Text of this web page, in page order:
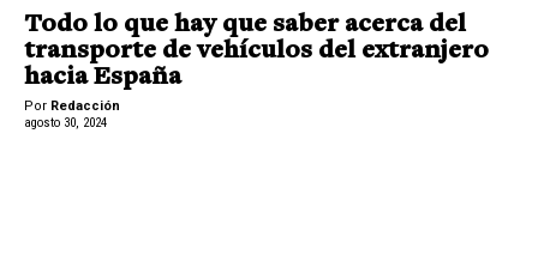
Todo lo que hay que saber acerca del
transporte de vehículos del extranjero
hacia España
Por Redacción
agosto 30, 2024